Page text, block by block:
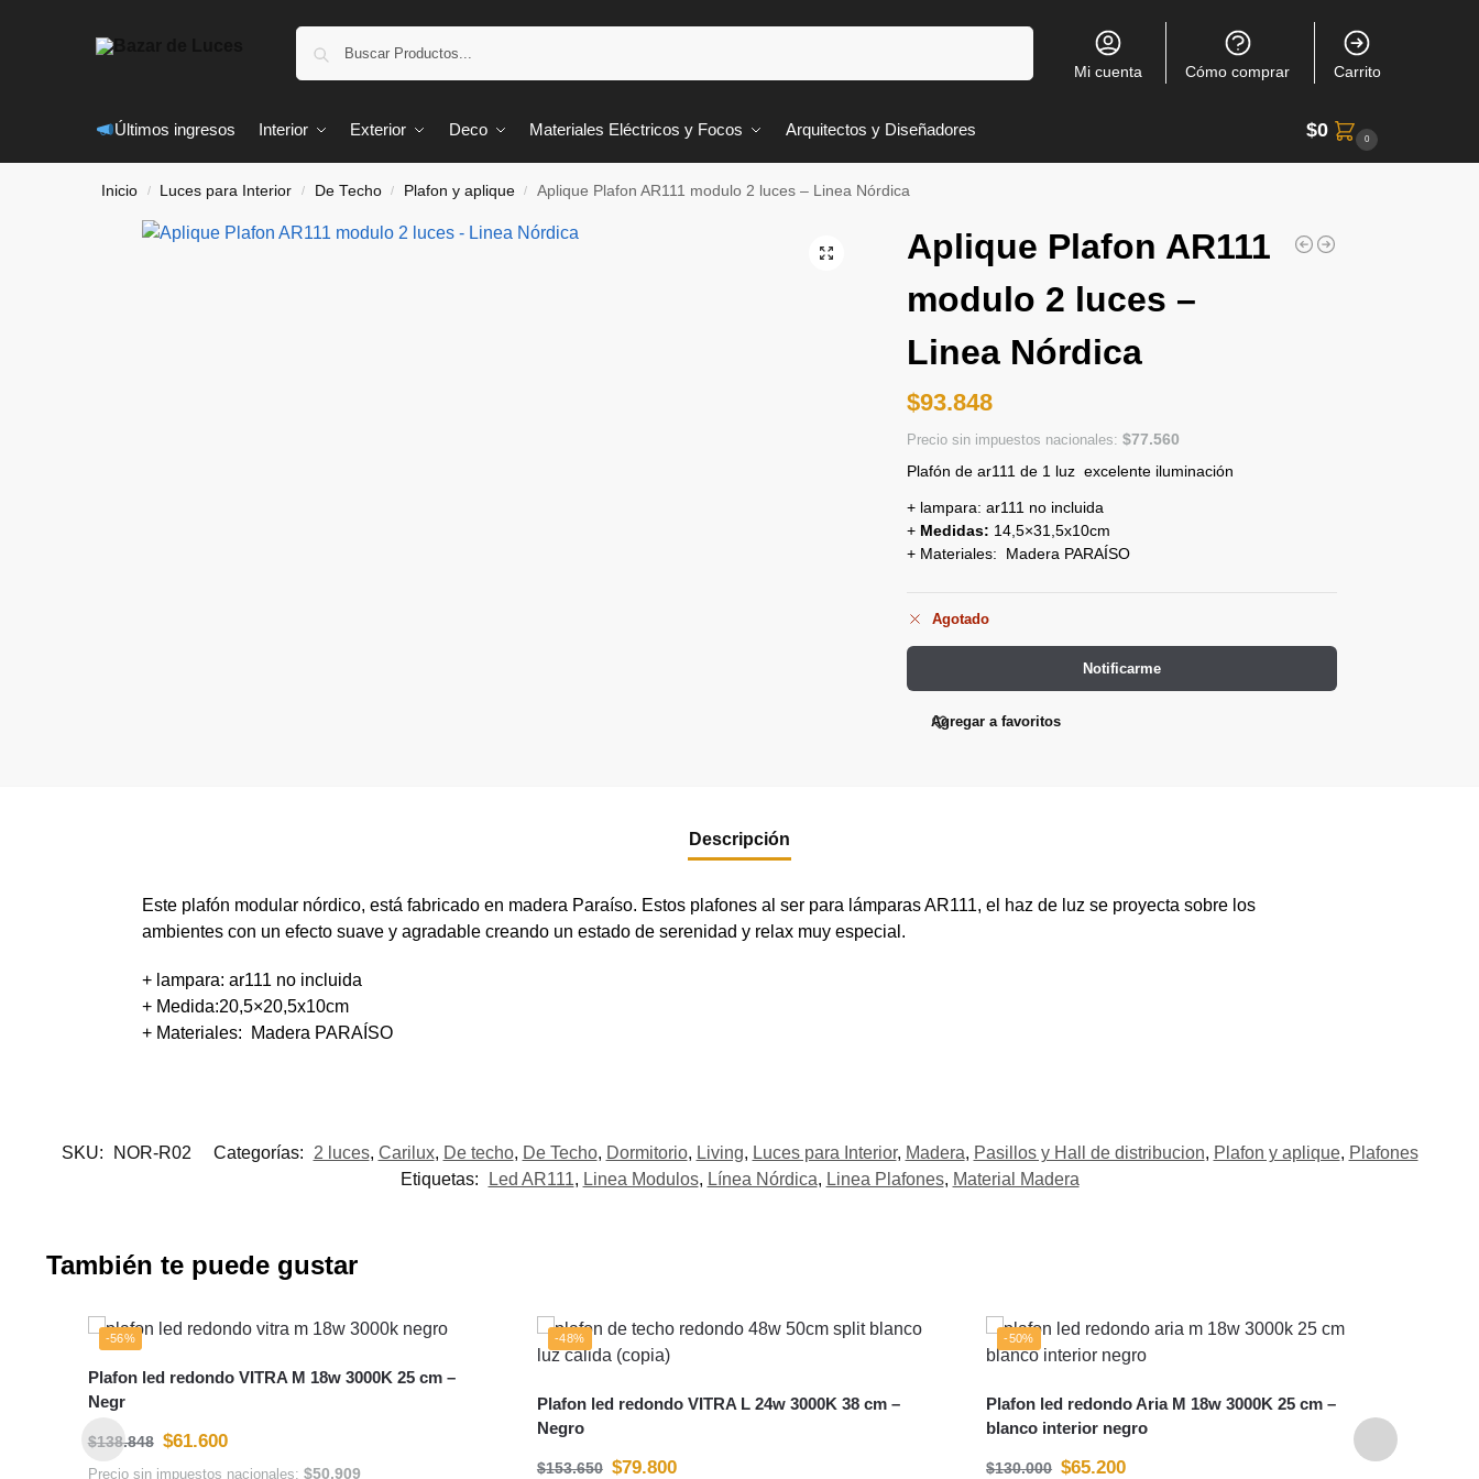
Mi cuenta Cómo comprar Carrito
Últimos ingresos Interior Exterior Deco Materiales Eléctricos y Focos Arquitectos y Diseñadores $0 0
Inicio / Luces para Interior / De Techo / Plafon y aplique / Aplique Plafon AR111 modulo 2 luces – Linea Nórdica
Aplique Plafon AR111
modulo 2 luces –
Linea Nórdica
$93.848
Precio sin impuestos nacionales:$77.560
Plafón de ar111 de 1 luz excelente iluminación
+ lampara: ar111 no incluida
+ Medidas: 14,5×31,5x10cm
+ Materiales: Madera PARAÍSO
Agotado
Notificarme
Agregar a favoritos
Descripción
Este plafón modular nórdico, está fabricado en madera Paraíso. Estos plafones al ser para lámparas AR111, el haz de luz se proyecta sobre los
ambientes con un efecto suave y agradable creando un estado de serenidad y relax muy especial.
+ lampara: ar111 no incluida
+ Medida:20,5×20,5x10cm
+ Materiales: Madera PARAÍSO
SKU: NOR-R02 Categorías: 2 luces, Carilux, De techo, De Techo, Dormitorio, Living, Luces para Interior, Madera, Pasillos y Hall de distribucion, Plafon y aplique, Plafones
Etiquetas:
Led AR111, Linea Modulos, Línea Nórdica, Linea Plafones, Material Madera
También te puede gustar
-56%
Plafon led redondo VITRA M 18w 3000K 25 cm –
Negr
$138.848 $61.600
Precio sin impuestos nacionales: $50.909
-48%
Plafon led redondo VITRA L 24w 3000K 38 cm –
Negro
$153.650 $79.800
-50%
Plafon led redondo Aria M 18w 3000K 25 cm –
blanco interior negro
$130.000 $65.200